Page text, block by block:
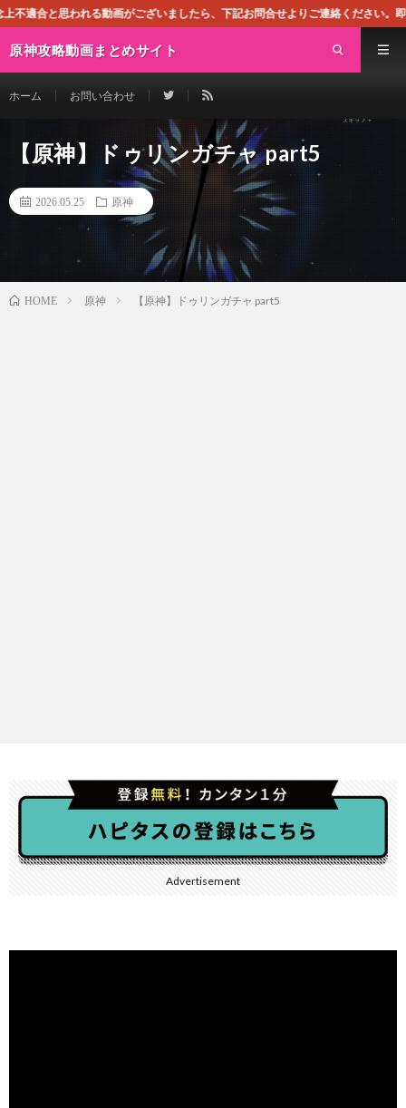
る動画がございましたら、下記お問合せよりご連絡ください。即刻対処さ
原神攻略動画まとめサイト
ホーム お問い合わせ
【原神】ドゥリンガチャ part5
2026.05.25 原神
HOME 原神 【原神】ドゥリンガチャ part5
Advertisement